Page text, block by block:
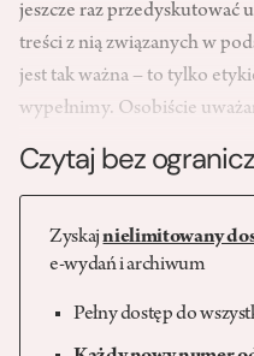
jeszcze raz przedyskutować
treści z nią związanych w
jest tak ważna – to tylko
wypełnimy. Osobiście
Czytaj bez
Zyskajnielimitowany
e-wydań i archiwum
Pełny dostęp do